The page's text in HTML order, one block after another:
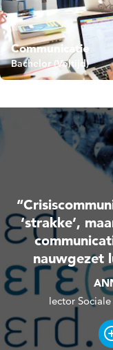
Communicatie
Bachelor (Voltijd)
‘strakke’,
nauwgezet
lector